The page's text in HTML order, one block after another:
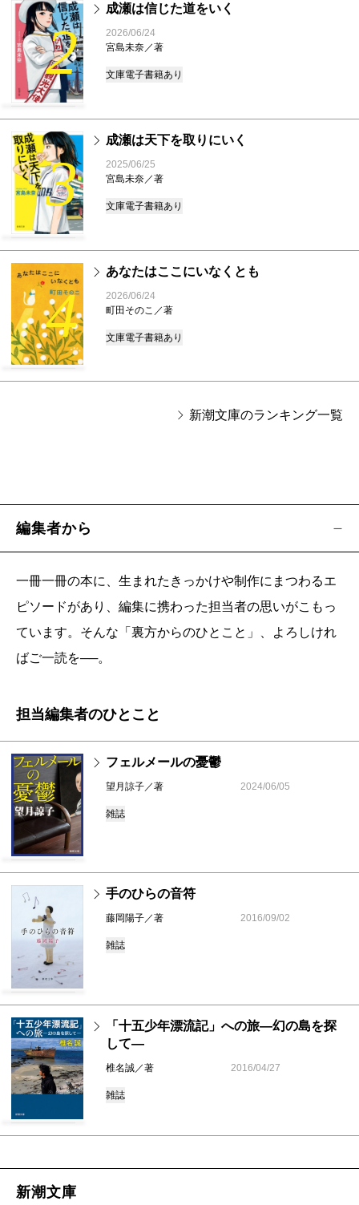
2
成瀬は信じた道をいく
2026/06/24
宮島未奈／著
文庫電子書籍あり
3
成瀬は天下を取りにいく
2025/06/25
宮島未奈／著
文庫電子書籍あり
4
あなたはここにいなくとも
2026/06/24
町田そのこ／著
文庫電子書籍あり
新潮文庫のランキング一覧
編集者から
一冊一冊の本に、生まれたきっかけや制作にまつわるエ
ピソードがあり、編集に携わった担当者の思いがこもっ
ています。そんな「裏方からのひとこと」、よろしけれ
ばご一読を──。
担当編集者のひとこと
フェルメールの憂鬱
望月諒子／著 2024/06/05
雑誌
手のひらの音符
藤岡陽子／著 2016/09/02
雑誌
「十五少年漂流記」への旅―幻の島を探
して―
椎名誠／著 2016/04/27
雑誌
新潮文庫